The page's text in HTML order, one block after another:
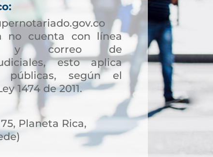
no cuenta con línea
y correo de
esto aplica
públicas, según el
1474 de 2011.
Planeta Rica,